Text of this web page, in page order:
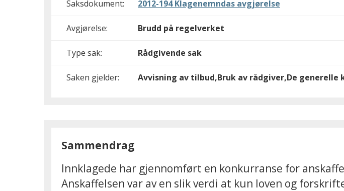
Saksdokument: 2012-194 Klagenemndas avgjørelse
Avgjørelse: Brudd på regelverket
Type sak: Rådgivende sak
Saken gjelder: Avvisning av tilbud,Bruk av rådgiver,De generelle
Sammendrag
Innklagede har gjennomført en konkurranse for
Anskaffelsen var av en slik verdi at kun loven og